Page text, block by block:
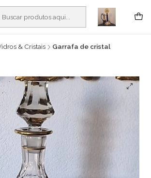
Colecionismo e antiguidades em Viana do
Leia mais
& Cristais Garrafa de cristal